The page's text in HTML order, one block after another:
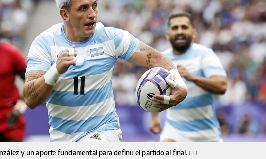
y un aporte fundamental para definir el partido al final. EFE